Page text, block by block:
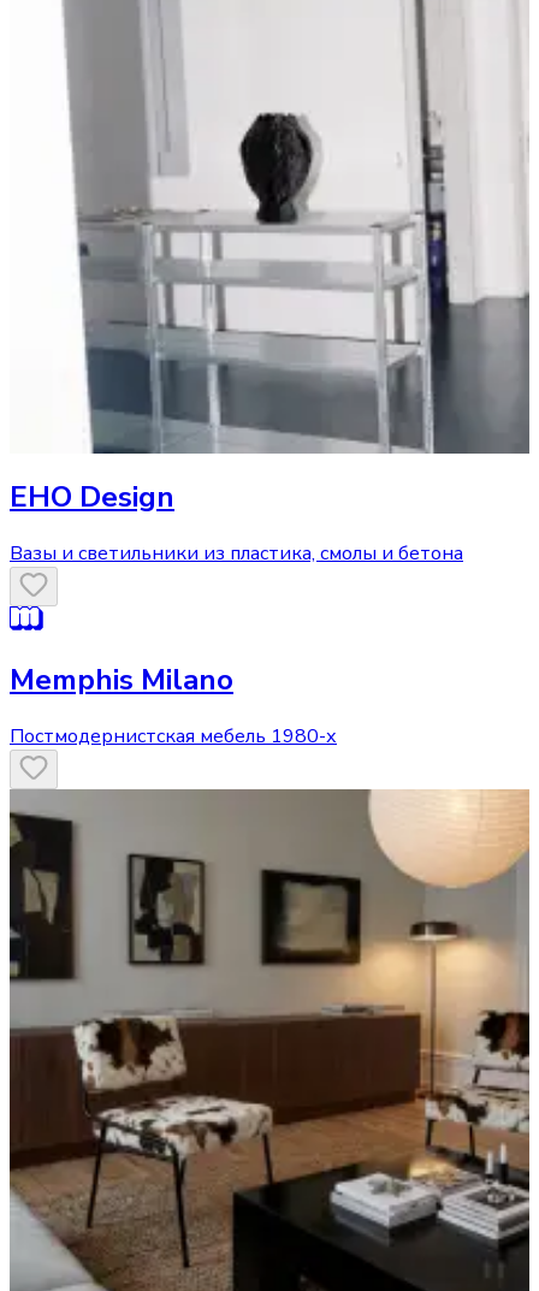
EHO Design
Вазы и светильники из пластика, смолы и бетона
Memphis Milano
Постмодернистская мебель 1980-х